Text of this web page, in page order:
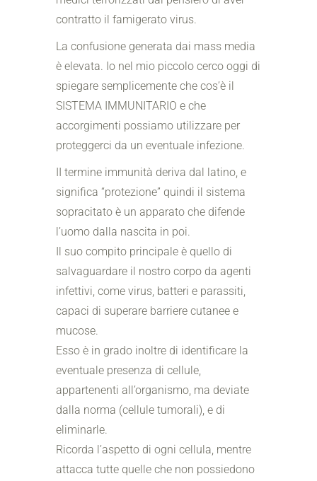
contratto il famigerato virus.
La confusione generata dai mass media
è elevata. Io nel mio piccolo cerco oggi di
spiegare semplicemente che cos’è il
SISTEMA IMMUNITARIO e che
accorgimenti possiamo utilizzare per
proteggerci da un eventuale infezione.
II termine immunità deriva dal latino, e
significa “protezione” quindi il sistema
sopracitato è un apparato che difende
l’uomo dalla nascita in poi.
Il suo compito principale è quello di
salvaguardare il nostro corpo da agenti
infettivi, come virus, batteri e parassiti,
capaci di superare barriere cutanee e
mucose.
Esso è in grado inoltre di identificare la
eventuale presenza di cellule,
appartenenti all’organismo, ma deviate
dalla norma (cellule tumorali), e di
eliminarle.
Ricorda l’aspetto di ogni cellula, mentre
attacca tutte quelle che non possiedono